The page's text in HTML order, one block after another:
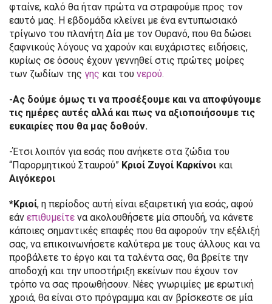
φταίνε, καλό θα ήταν πρώτα να στραφούμε προς τον
εαυτό μας. Η εβδομάδα κλείνει με ένα εντυπωσιακό
τρίγωνο του πλανήτη Δία με τον Ουρανό, που θα δώσει
ξαφνικούς λόγους να χαρούν και ευχάριστες ειδήσεις,
κυρίως σε όσους έχουν γεννηθεί στις πρώτες μοίρες
των ζωδίων της γης και του νερού.
-Ας δούμε όμως τι να προσέξουμε και να αποφύγουμε
τις ημέρες αυτές αλλά και πως να αξιοποιήσουμε τις
ευκαιρίες που θα μας δοθούν.
-Έτσι λοιπόν για εσάς που ανήκετε στα ζώδια του
“Παρορμητικού Σταυρού” Κριοί Ζυγοί Καρκίνοι και
Αιγόκεροι
*Κριοί, η περίοδος αυτή είναι εξαιρετική για εσάς, αφού
εάν επιθυμείτε να ακολουθήσετε μία σπουδή, να κάνετε
κάποιες σημαντικές επαφές που θα αφορούν την εξέλιξή
σας, να επικοινωνήσετε καλύτερα με τους άλλους και να
προβάλετε το έργο και τα ταλέντα σας, θα βρείτε την
αποδοχή και την υποστήριξη εκείνων που έχουν τον
τρόπο να σας προωθήσουν. Νέες γνωριμίες με ερωτική
χροιά, θα είναι στο πρόγραμμα και αν βρίσκεστε σε μία